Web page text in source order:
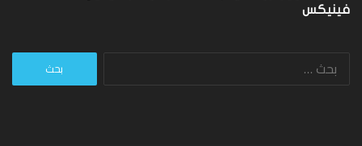
فينيكس
البحث